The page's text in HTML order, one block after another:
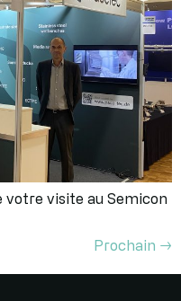
votre visite au Semicon
Prochain →